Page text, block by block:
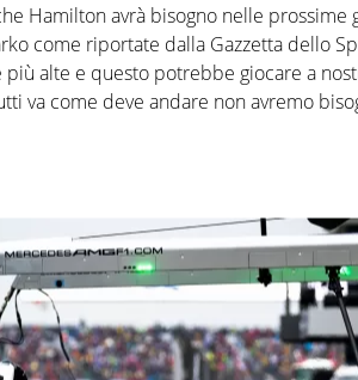
Hamilton avrà bisogno nelle
come riportate dalla Gazzetta dello
alte e questo potrebbe giocare a
va come deve andare non avremo